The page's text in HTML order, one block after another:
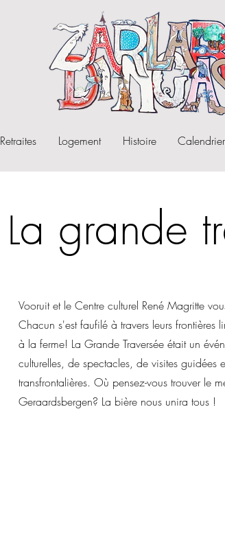
Retraites Logement Histoire Calendrier
La grande
Vooruit et le Centre culturel René Magritte
Chacun s'est faufilé à travers leurs frontières
à la ferme! La Grande Traversée était un
culturelles, de spectacles, de visites guidées
transfrontalières. Où pensez-vous trouver le
Geraardsbergen? La bière nous unira tous !